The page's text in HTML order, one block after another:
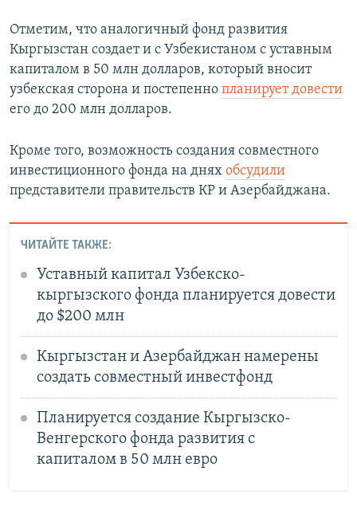
Отметим, что аналогичный фонд развития
Кыргызстан создает и с Узбекистаном с уставным
капиталом в 50 млн долларов, который вносит
узбекская сторона и постепенно планирует довести
его до 200 млн долларов.
Кроме того, возможность создания совместного
инвестиционного фонда на днях обсудили
представители правительств КР и Азербайджана.
ЧИТАЙТЕ ТАКЖЕ:
Уставный капитал Узбекско-
кыргызского фонда планируется довести
до $200 млн
Кыргызстан и Азербайджан намерены
создать совместный инвестфонд
Планируется создание Кыргызско-
Венгерского фонда развития с
капиталом в 50 млн евро